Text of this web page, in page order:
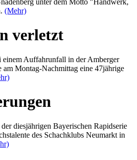
unter dem Motto "Handwerk,
(Mehr)
verletzt
einem Auffahrunfall in der Amberger
am Montag-Nachmittag eine 47jährige
diesjährigen Bayerischen Rapidserie
des Schachklubs Neumarkt in